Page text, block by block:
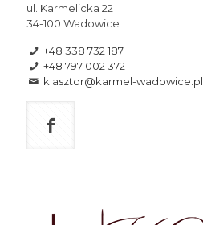
ul. Karmelicka 22
34-100 Wadowice
+48 338 732 187
+48 797 002 372
klasztor@karmel-wadowice.pl